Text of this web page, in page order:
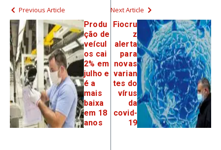
Previous Article
Produ
ção de
veícul
os cai
2% em
julho e
é a
mais
baixa
em 18
anos
Next Article
Fiocru
z
alerta
para
novas
varian
tes do
vírus
da
covid-
19